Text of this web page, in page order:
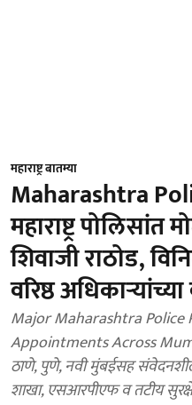
महाराष्ट्र बातम्या
Maharashtra
महाराष्ट्र
शिवाजी राठोड,
वरिष्ठ
Major Maharashtra Police
Appointments Across
ठाणे, पुणे, नवी मुंबईसह
शाखा, एसआरपीएफ व तटीय